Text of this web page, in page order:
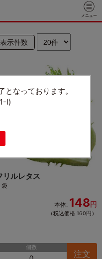
となっております。
I)
メニュー
表示件数
リルレタス
袋
本体: 148円
（税込価格 160円）
個数
注文